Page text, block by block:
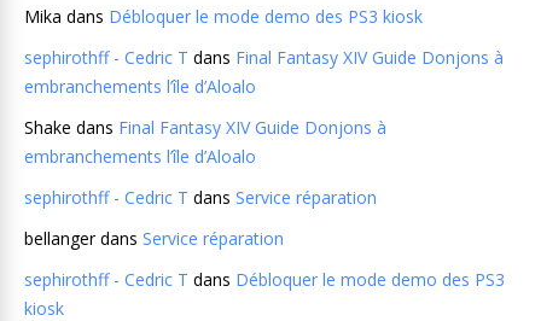
Mika dans Débloquer le mode demo des PS3 kiosk
sephirothff - Cedric T dans Final Fantasy XIV Guide Donjons à
embranchements l’île d’Aloalo
Shake dans Final Fantasy XIV Guide Donjons à
embranchements l’île d’Aloalo
sephirothff - Cedric T dans Service réparation
bellangerdans Service réparation
sephirothff - Cedric T dans Débloquer le mode demo des PS3
kiosk